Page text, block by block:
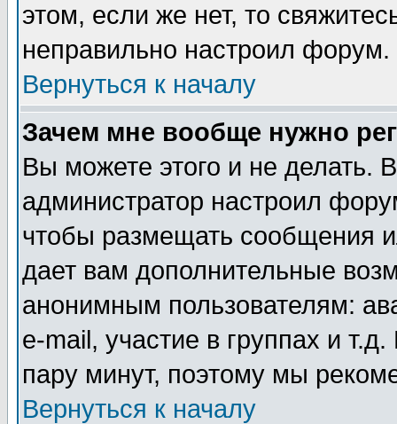
этом, если же нет, то
неправильно настроил форум.
Вернуться к началу
Зачем мне вообще нужно
Вы можете этого и не делать.
администратор настроил
чтобы размещать сообщения
дает вам дополнительные
анонимным пользователям:
e-mail, участие в группах и
пару минут, поэтому мы
Вернуться к началу